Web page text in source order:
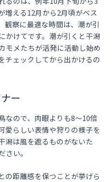
増える12月から2月頃がベス
観察に最適な時間は、潮が引
かけてです。潮が引くと干潟
モメたちが活発に活動し始め
チェックしてから出かけるの
ー
なので、肉眼よりも8〜10倍
愛らしい表情や狩りの様子を
潟は風を遮るものがないた
い。
の距離感を保つことが挙げら